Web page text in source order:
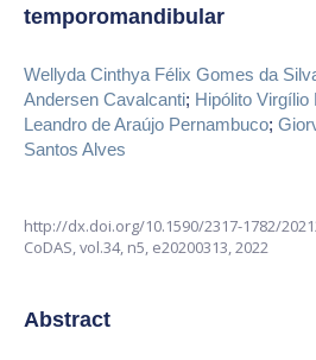
temporomandibular
Wellyda Cinthya Félix Gomes da
Andersen Cavalcanti; Hipólito Virgílio
Leandro de Araújo Pernambuco;
Santos Alves
http://dx.doi.org/10.1590/2317-1782/
CoDAS,vol.34, n5, e20200313, 2022
Abstract